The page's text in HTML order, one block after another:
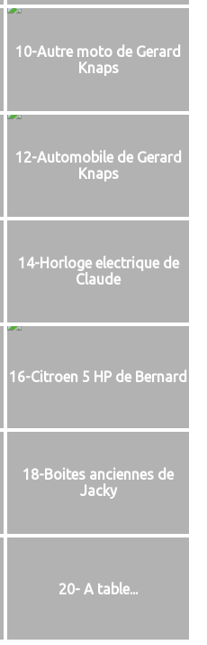
10-Autre moto de Gerard
Knaps
12-Automobile de Gerard
Knaps
14-Horloge electrique de
Claude
16-Citroen 5 HP de Bernard
18-Boites anciennes de
Jacky
20- A table...